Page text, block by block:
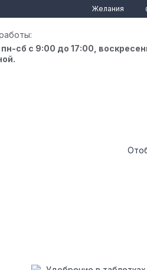
Желания
пн-сб с 9:00 до 17:00,